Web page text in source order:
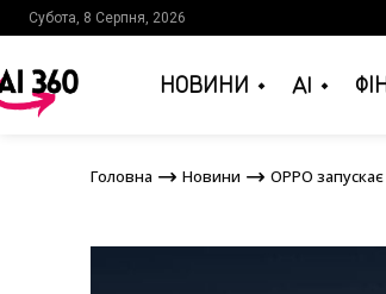
Субота, 8 Серпня, 2026
НОВИНИ AI
Головна Новини OPPO
Головна Новини OPPO